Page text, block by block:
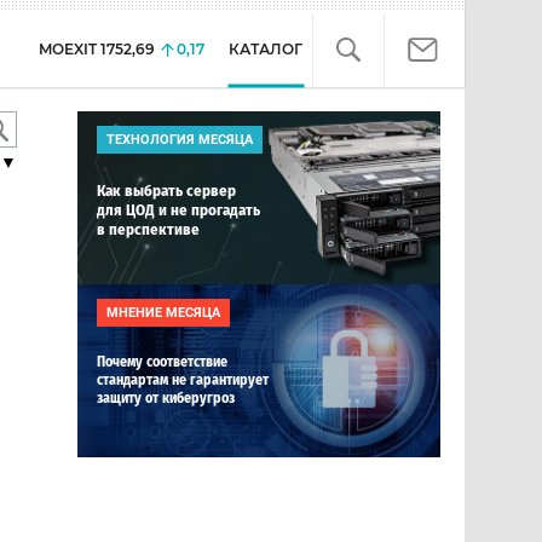
MOEXIT 1752,69 0,17 КАТАЛОГ
ТЕХНОЛОГИЯ МЕСЯЦА
Как выбрать сервер
для ЦОД и не прогадать
в перспективе
МНЕНИЕ МЕСЯЦА
Почему соответствие
стандартам не гарантирует
защиту от киберугроз